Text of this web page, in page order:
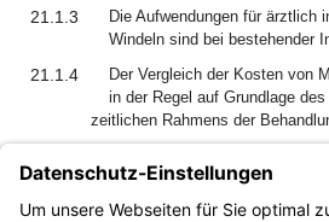
21.1.3
Die Aufwendungen für ärztlich
Windeln sind bei bestehender
21.1.4
Der Vergleich der Kosten von
in der Regel auf Grundlage
zeitlichen Rahmens der
Geräte zur Selbstbehandlung
Körperersatzstücke erfassen